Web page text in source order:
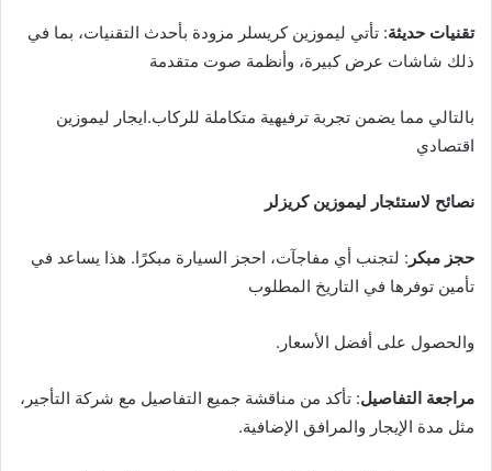
تقنيات حديثة: تأتي ليموزين كريسلر مزودة بأحدث التقنيات، بما في
ذلك شاشات عرض كبيرة، وأنظمة صوت متقدمة
بالتالي مما يضمن تجربة ترفيهية متكاملة للركاب.ايجار ليموزين
اقتصادي
نصائح لاستئجار ليموزين كريزلر
حجز مبكر : لتجنب أي مفاجآت، احجز السيارة مبكرًا. هذا يساعد في
تأمين توفرها في التاريخ المطلوب
والحصول على أفضل الأسعار.
مراجعة التفاصيل: تأكد من مناقشة جميع التفاصيل مع شركة التأجير،
مثل مدة الإيجار والمرافق الإضافية.